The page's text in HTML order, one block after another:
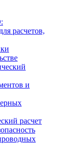
расчетов,
и
расчет